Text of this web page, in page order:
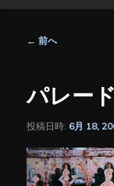
ー
ゲ
シ
ン
← 前へ
パレード
投稿日時: 6月 18,